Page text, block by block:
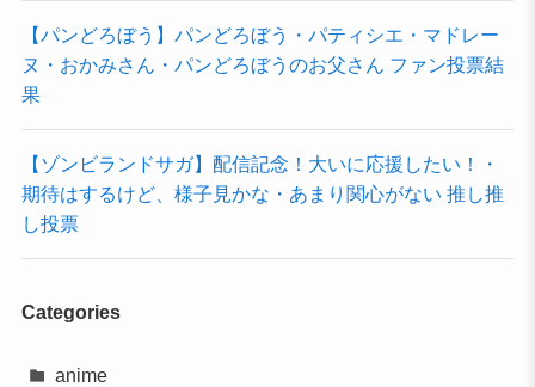
【パンどろぼう】パンどろぼう・パティシエ・マドレー
ヌ・おかみさん・パンどろぼうのお父さん ファン投票結
果
【ゾンビランドサガ】配信記念！大いに応援したい！・
期待はするけど、様子見かな・あまり関心がない 推し推
し投票
Categories
anime